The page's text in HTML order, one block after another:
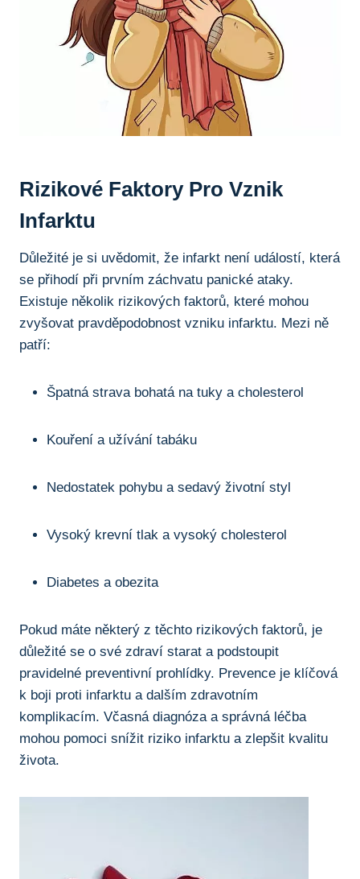
Rizikové Faktory Pro Vznik
Infarktu
Důležité je si uvědomit, že infarkt není událostí, která
se přihodí při prvním záchvatu panické ataky.
Existuje několik rizikových faktorů, které mohou
zvyšovat pravděpodobnost vzniku infarktu. Mezi ně
patří:
Špatná strava bohatá na tuky a cholesterol
Kouření a užívání tabáku
Nedostatek pohybu a sedavý životní styl
Vysoký krevní tlak a vysoký cholesterol
Diabetes a obezita
Pokud máte některý z těchto rizikových faktorů, je
důležité se o své zdraví starat a podstoupit
pravidelné preventivní prohlídky. Prevence je klíčová
k boji proti infarktu a dalším zdravotním
komplikacím. Včasná diagnóza a správná léčba
mohou pomoci snížit riziko infarktu a zlepšit kvalitu
života.